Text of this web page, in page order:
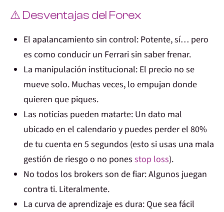
⚠️ Desventajas del Forex
El apalancamiento sin control: Potente, sí… pero
es como conducir un Ferrari sin saber frenar.
La manipulación institucional: El precio no se
mueve solo. Muchas veces, lo empujan donde
quieren que piques.
Las noticias pueden matarte: Un dato mal
ubicado en el calendario y puedes perder el 80%
de tu cuenta en 5 segundos (esto si usas una mala
gestión de riesgo o no pones stop loss).
No todos los brokers son de fiar:Algunos juegan
contra ti. Literalmente.
La curva de aprendizaje es dura: Que sea fácil